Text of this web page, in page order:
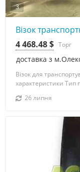
3
Візок
доставка з
4 468.48 $ Торг
Візок для
характеристики Тип
26 липня